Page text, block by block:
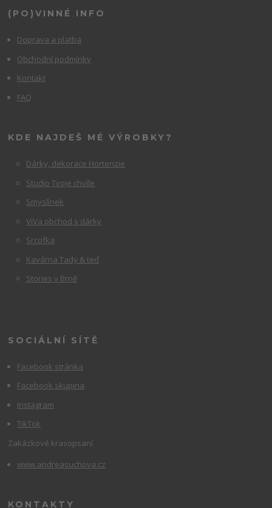
(PO)VINNÉ INFO
Doprava a platba
Obchodní podmínky
Kontakt
FAQ
KDE NAJDEŠ MÉ VÝROBKY?
Dárky, dekorace Hortenzie
Studio Tvoje chvíle
Smyslínek
ViVa obchod s dárky
Srcofka
Kavárna Tady & teď
Stories v Brně
SOCIÁLNÍ SÍTĚ
Facebook stránka
Facebook skupina
Instagram
TikTok
Zakázkové krasopsaní
www.andreasuchova.cz
KONTAKTY